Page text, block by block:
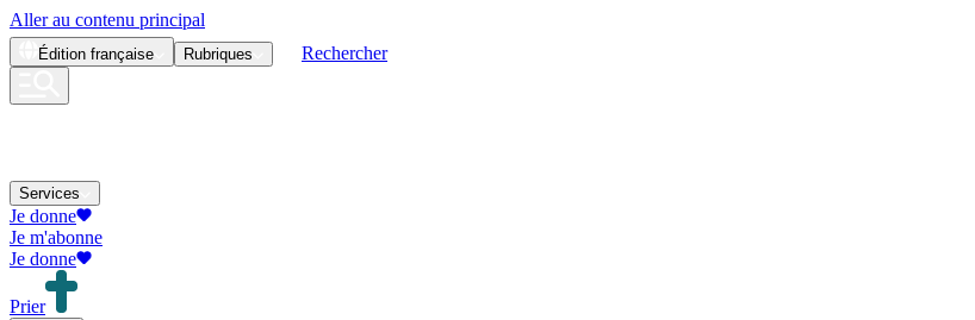
Aller au contenu principal
Édition française Rubriques Rechercher
Services
Je donne
Je m'abonne
Je donne
Prier